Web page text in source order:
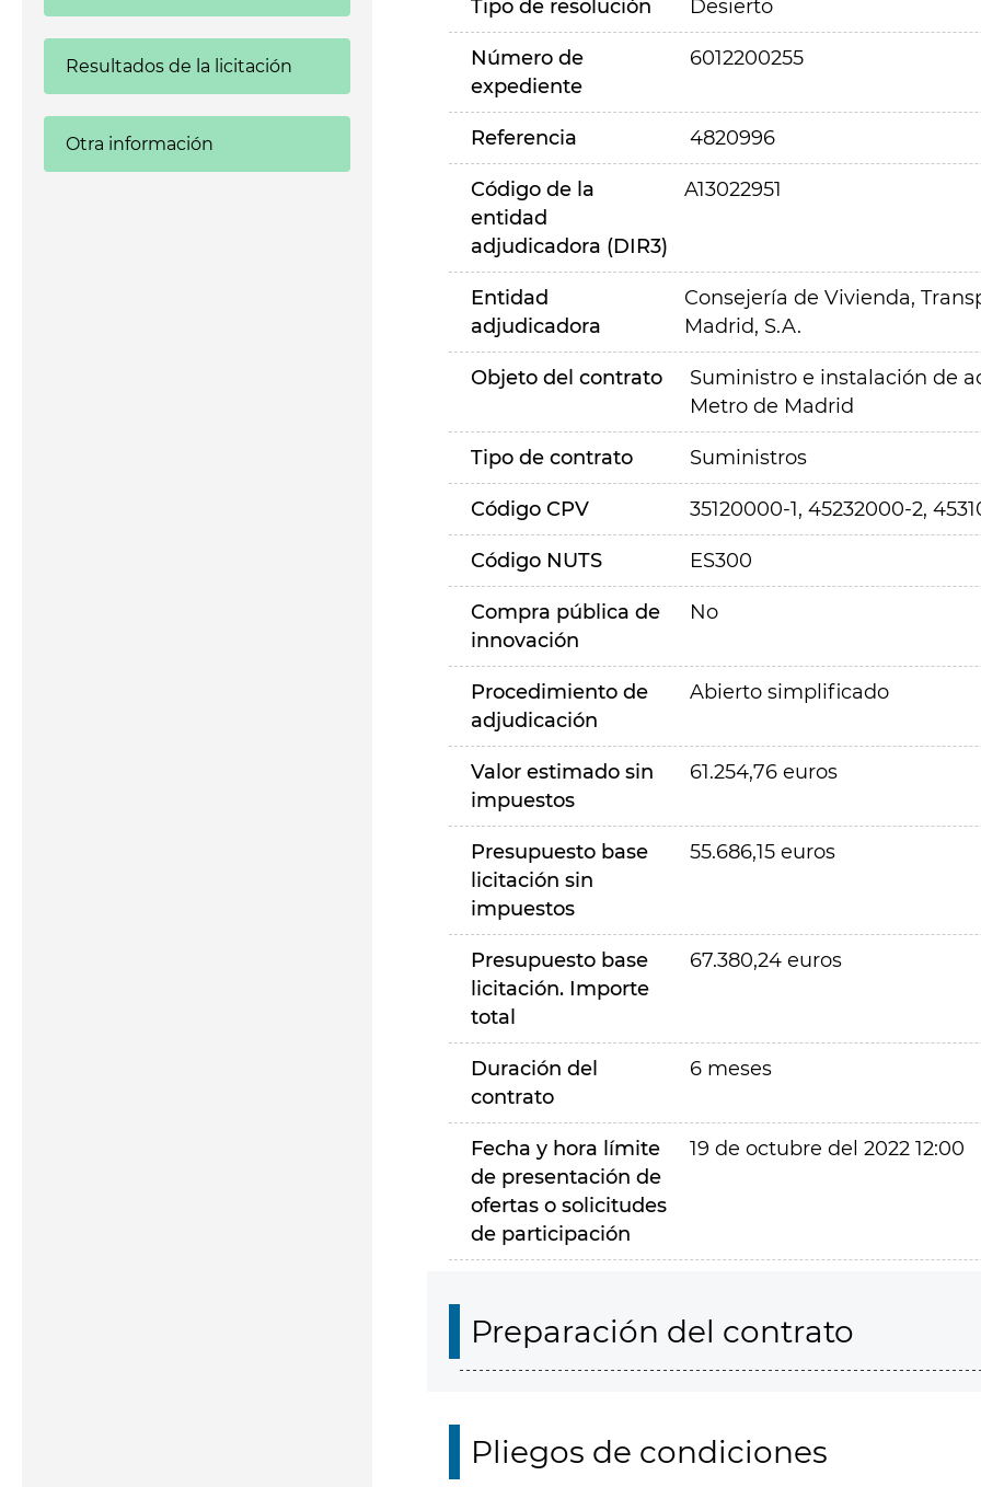
Resultados de la licitación
Otra información
Tipo de resolución Desierto
Número de
expediente
6012200255
Referencia 4820996
Código de la
entidad
adjudicadora (DIR3)
A13022951
Entidad
adjudicadora
Consejería de Vivienda,
Madrid, S.A.
Objeto del contrato
Suministro e instalación de
Metro de Madrid
Tipo de contrato Suministros
Código CPV 35120000-1, 45232000-2,
Código NUTS ES300
Compra pública de
innovación
No
Procedimiento de
adjudicación
Abierto simplificado
Valor estimado sin
impuestos
61.254,76 euros
Presupuesto base
licitación sin
impuestos
55.686,15 euros
Presupuesto base
licitación. Importe
total
67.380,24 euros
Duración del
contrato
6 meses
Fecha y hora límite
de presentación de
ofertas o solicitudes
de participación
19 de octubre del 2022 12:00
Preparación del contrato
Pliegos de condiciones